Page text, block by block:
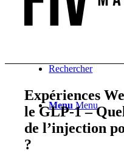
Rechercher
Menu Menu
Expériences
le GLP-1 –
de l’injection
?